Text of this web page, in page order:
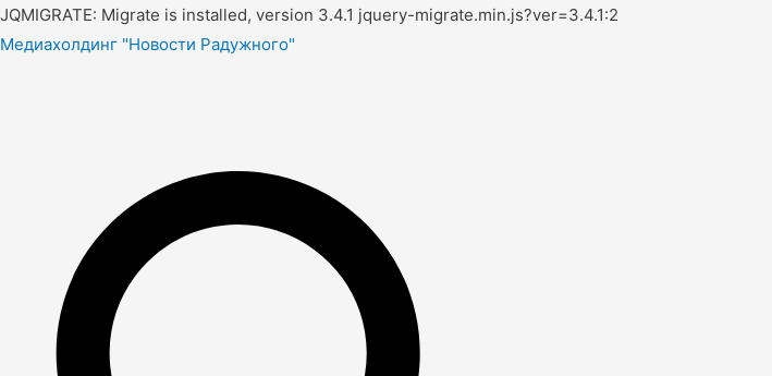
JQMIGRATE: Migrate is installed, version 3.4.1 jquery-migrate.min.js?ver=3.4.1:2
Медиахолдинг "Новости Радужного"